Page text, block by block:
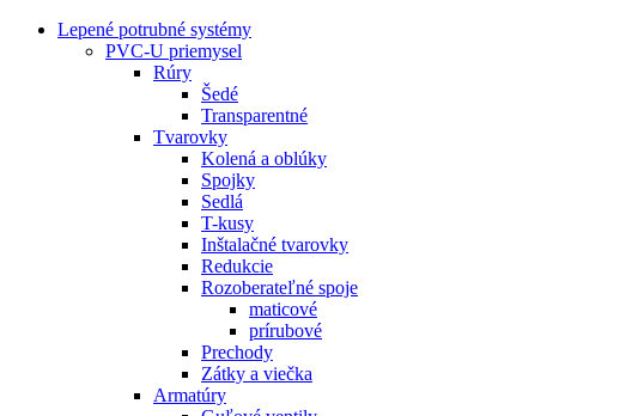
Lepené potrubné systémy
PVC-U priemysel
Rúry
Šedé
Transparentné
Tvarovky
Kolená a oblúky
Spojky
Sedlá
T-kusy
Inštalačné tvarovky
Redukcie
Rozoberateľné spoje
maticové
prírubové
Prechody
Zátky a viečka
Armatúry